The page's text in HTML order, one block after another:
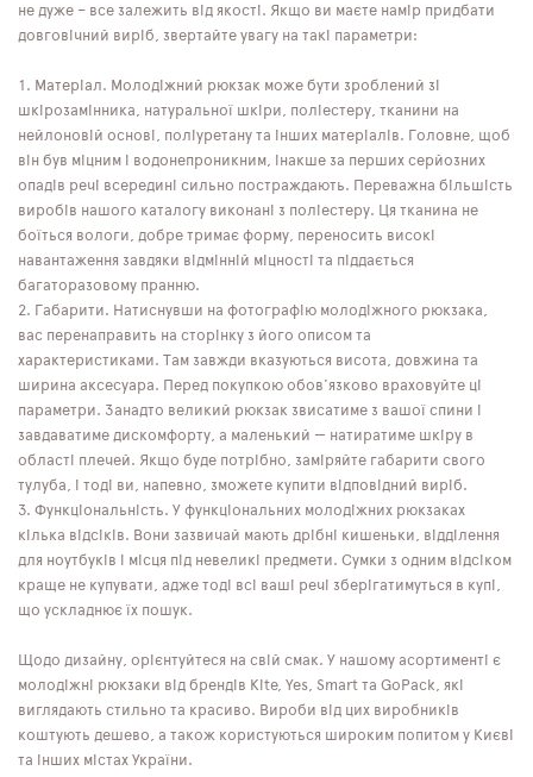
не дуже – все залежить від якості. Якщо ви маєте намір придбати
довговічний виріб, звертайте увагу на такі параметри:
Матеріал. Молодіжний рюкзак може бути зроблений зі
шкірозамінника, натуральної шкіри, поліестеру, тканини на
нейлоновій основі, поліуретану та інших матеріалів. Головне, щоб
він був міцним і водонепроникним, інакше за перших серйозних
опадів речі всередині сильно постраждають. Переважна більшість
виробів нашого каталогу виконані з поліестеру. Ця тканина не
боїться вологи, добре тримає форму, переносить високі
навантаження завдяки відмінній міцності та піддається
багаторазовому пранню.
Габарити. Натиснувши на фотографію молодіжного рюкзака,
вас перенаправить на сторінку з його описом та
характеристиками. Там завжди вказуються висота, довжина та
ширина аксесуара. Перед покупкою обов'язково враховуйте ці
параметри. Занадто великий рюкзак звисатиме з вашої спини і
завдаватиме дискомфорту, а маленький — натиратиме шкіру в
області плечей. Якщо буде потрібно, заміряйте габарити свого
тулуба, і тоді ви, напевно, зможете купити відповідний виріб.
Функціональність. У функціональних молодіжних рюкзаках
кілька відсіків. Вони зазвичай мають дрібні кишеньки, відділення
для ноутбуків і місця під невеликі предмети. Сумки з одним відсіком
краще не купувати, адже тоді всі ваші речі зберігатимуться в купі,
що ускладнює їх пошук.
Щодо дизайну, орієнтуйтеся на свій смак. У нашому асортименті є
молодіжні рюкзаки від брендів Kite, Yes, Smart та GoPack, які
виглядають стильно та красиво. Вироби від цих виробників
коштують дешево, а також користуються широким попитом у Києві
та інших містах України.